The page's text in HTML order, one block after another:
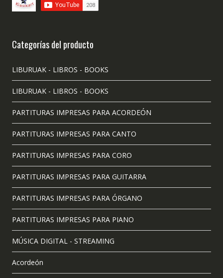
Categorías del producto
LIBURUAK - LIBROS - BOOKS
LIBURUAK - LIBROS - BOOKS
PARTITURAS IMPRESAS PARA ACORDEÓN
PARTITURAS IMPRESAS PARA CANTO
PARTITURAS IMPRESAS PARA CORO
PARTITURAS IMPRESAS PARA GUITARRA
PARTITURAS IMPRESAS PARA ÓRGANO
PARTITURAS IMPRESAS PARA PIANO
MÚSICA DIGITAL - STREAMING
Acordeón